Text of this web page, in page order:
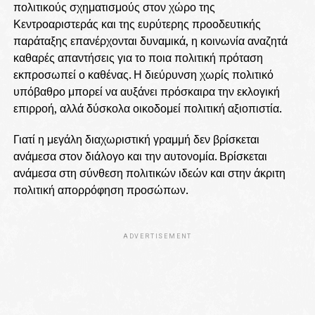
πολιτικούς σχηματισμούς στον χώρο της
Κεντροαριστεράς και της ευρύτερης προοδευτικής
παράταξης επανέρχονται δυναμικά, η κοινωνία αναζητά
καθαρές απαντήσεις για το ποια πολιτική πρόταση
εκπροσωπεί ο καθένας. Η διεύρυνση χωρίς πολιτικό
υπόβαθρο μπορεί να αυξάνει πρόσκαιρα την εκλογική
επιρροή, αλλά δύσκολα οικοδομεί πολιτική αξιοπιστία.
Γιατί η μεγάλη διαχωριστική γραμμή δεν βρίσκεται
ανάμεσα στον διάλογο και την αυτονομία. Βρίσκεται
ανάμεσα στη σύνθεση πολιτικών ιδεών και στην άκριτη
πολιτική απορρόφηση προσώπων.
ADVERTISEMENT